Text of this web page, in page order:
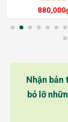
hạng5sao
880,000
Nhận bản
bỏ lỡ